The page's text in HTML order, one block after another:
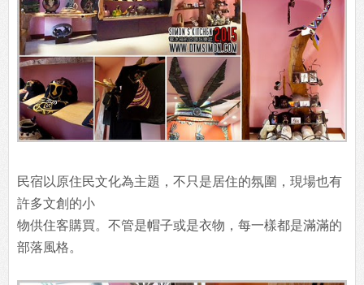
民宿以原住民文化為主題，不只是居住的氛圍，現場也有
許多文創的小
物供住客購買。不管是帽子或是衣物，每一樣都是滿滿的
部落風格。